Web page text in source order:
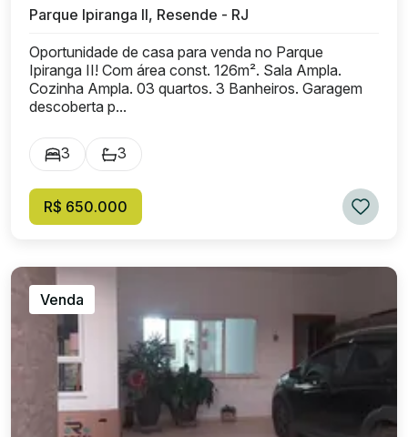
Parque Ipiranga II, Resende - RJ
Oportunidade de casa para venda no Parque
Ipiranga II! Com área const. 126m². Sala Ampla.
Cozinha Ampla. 03 quartos. 3 Banheiros. Garagem
descoberta p...
3 3
R$ 650.000
Venda